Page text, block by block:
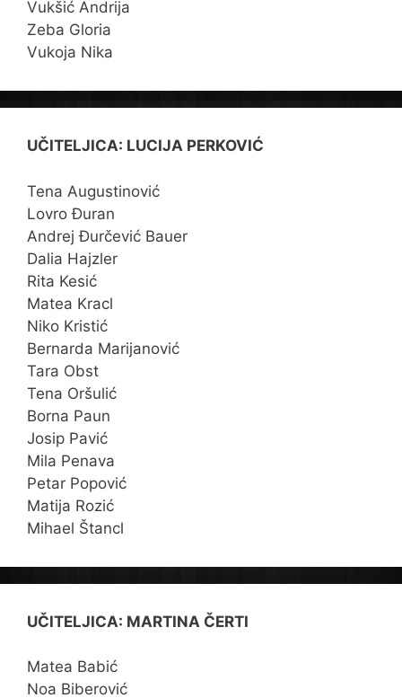
Vukšić Andrija
Zeba Gloria
Vukoja Nika
UČITELJICA: LUCIJA PERKOVIĆ
Tena Augustinović
Lovro Đuran
Andrej Đurčević Bauer
Dalia Hajzler
Rita Kesić
Matea Kracl
Niko Kristić
Bernarda Marijanović
Tara Obst
Tena Oršulić
Borna Paun
Josip Pavić
Mila Penava
Petar Popović
Matija Rozić
Mihael Štancl
UČITELJICA: MARTINA ČERTI
Matea Babić
Noa Biberović